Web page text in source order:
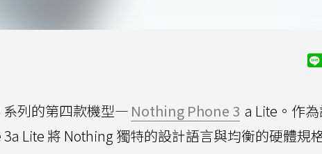
系列的第四款機型— Nothing Phone 3 a Lite。作
Lite 將 Nothing 獨特的設計語言與均衡的硬體規